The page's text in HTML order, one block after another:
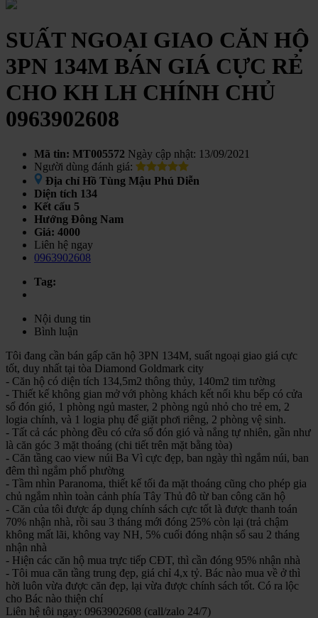
SUẤT NGOẠI GIAO CĂN HỘ
3PN 134M BÁN GIÁ CỰC RẺ
CHO KH LH CHÍNH CHỦ
0963902608
Mã tin: MT005572 Ngày cập nhật: 13/09/2021
Người dùng đánh giá:
Địa chỉ Hồ Tùng Mậu Phú Diễn
Diện tích 134
Kết cấu 5
Hướng Đông Nam
Giá: 4000
Liên hệ ngay
0963902608
Tag:
Nội dung tin
Bình luận
Tôi đang cần bán gấp căn hộ 3PN 134M, suất ngoại giao giá cực
tốt, duy nhất tại tòa Diamond Goldmark city
- Căn hộ có diện tích 134,5m2 thông thủy, 140m2 tim tường
- Thiết kế không gian mở với phòng khách kết nối khu bếp có cửa
sổ đón gió, 1 phòng ngủ master, 2 phòng ngủ nhỏ cho trẻ em, 2
logia chính, và 1 logia phụ để giặt phơi riêng, 2 phòng vệ sinh.
- Tất cả các phòng đều có cửa sổ đón gió và nắng tự nhiên, gần như
là căn góc 3 mặt thoáng (chi tiết trên mặt bằng tòa)
- Căn tầng cao view núi Ba Vì cực đẹp, ban ngày thì ngắm núi, ban
đêm thì ngắm phố phường
- Tầm nhìn Paranoma, thiết kế tối đa mặt thoáng cũng cho phép gia
chủ ngắm nhìn toàn cảnh phía Tây Thủ đô từ ban công căn hộ
- Căn của tôi được áp dụng chính sách cực tốt là được thanh toán
70% nhận nhà, rồi sau 3 tháng mới đóng 25% còn lại (trả chậm
không mất lãi, không vay NH, 5% cuối đóng nhận sổ sau 2 tháng
nhận nhà
- Hiện các căn hộ mua trực tiếp CĐT, thì cần đóng 95% nhận nhà
- Tôi mua căn tầng trung đẹp, giá chỉ 4,x tỷ. Bác nào mua về ở thì
hời luôn vừa được căn đẹp, lại vừa được chính sách tốt. Có ra lộc
cho Bác nào thiện chí
Liên hệ tôi ngay: 0963902608 (call/zalo 24/7)